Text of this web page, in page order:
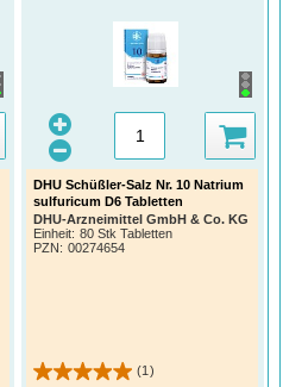
DHU Schüßler-Salz Nr. 10 Natrium
sulfuricum D6 Tabletten
DHU-Arzneimittel GmbH & Co. KG
Einheit: 80 Stk Tabletten
PZN: 00274654
(1)